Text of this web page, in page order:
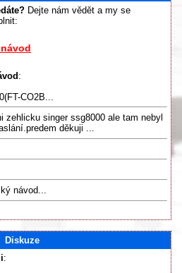
Dejte nám vědět a my se
:
CO2B...
zehlicku singer ssg8000 ale tam nebyl
děkuji ...
návod...
Diskuze
: